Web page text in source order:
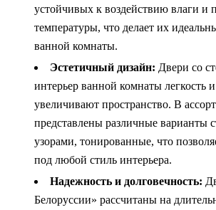
устойчивых к воздействию влаги и
температуры, что делает их
ванной комнаты.
Эстетичный дизайн: Двери со
интерьер ванной комнаты легкость
увеличивают пространство. В
представлены различные варианты
узорами, тонированные, что
под любой стиль интерьера.
Надежность и долговечность:
Белоруссии» рассчитаны на